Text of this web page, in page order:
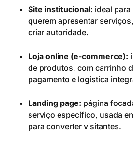
Site institucional: ideal
querem apresentar
criar autoridade.
Loja online (e-commerce):
de produtos, com carrinho
pagamento e logística
Landing page: página
serviço específico, usada
para converter visitantes.